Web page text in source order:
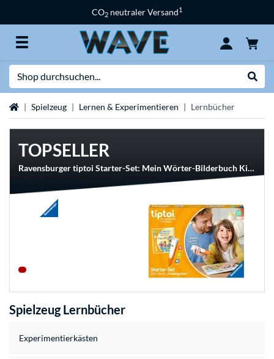
CO2 neutraler Versand1
StartseiteSpielzeug Lernen & Experimentieren Lernbücher
TOPSELLER
Ravensburger tiptoi Starter-Set: Mein Wörter-Bilderbuch Kindergarten, Lernbuch
Spielzeug Lernbücher
Experimentierkästen